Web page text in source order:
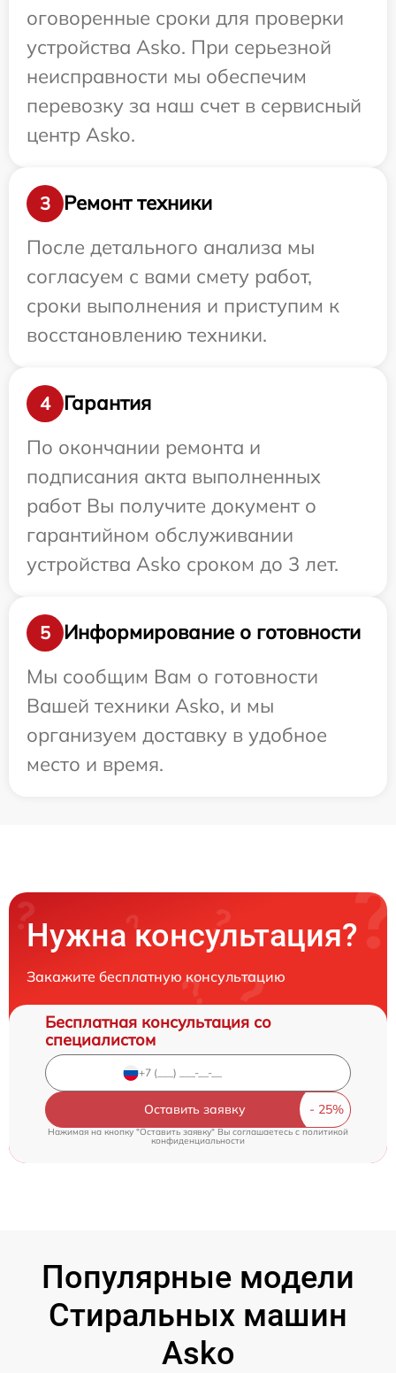
оговоренные сроки для проверки
устройства Asko. При серьезной
неисправности мы обеспечим
перевозку за наш счет в сервисный
центр Asko.
3
Ремонт техники
После детального анализа мы
согласуем с вами смету работ,
сроки выполнения и приступим к
восстановлению техники.
4
Гарантия
По окончании ремонта и
подписания акта выполненных
работ Вы получите документ о
гарантийном обслуживании
устройства Asko сроком до 3 лет.
5
Информирование о готовности
Мы сообщим Вам о готовности
Вашей техники Asko, и мы
организуем доставку в удобное
место и время.
Нужна консультация?
Закажите бесплатную консультацию
Бесплатная консультация со
специалистом
Оставить заявку
Нажимая на кнопку "Оставить заявку" Вы соглашаетесь cполитикой
конфиденциальности
Популярные модели
Стиральных машин
Asko